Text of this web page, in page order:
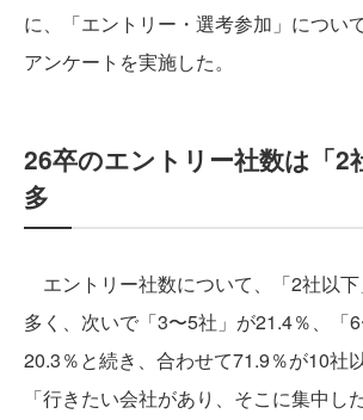
に、「エントリー・選考参加」につい
アンケートを実施した。
26卒のエントリー社数は「2
多
エントリー社数について、「2社以
多く、次いで「3〜5社」が21.4％、「
20.3％と続き、合わせて71.9％が10社
「行きたい会社があり、そこに集中し